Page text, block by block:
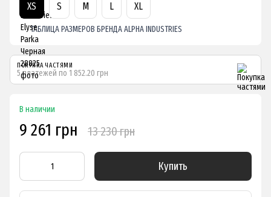
XS S M L XL
ТАБЛИЦА РАЗМЕРОВ БРЕНДА ALPHA INDUSTRIES
ПОКУПКА ЧАСТЯМИ
5 платежей по 1 852.20 грн
В наличии
9 261 грн 13 230 грн
Купить